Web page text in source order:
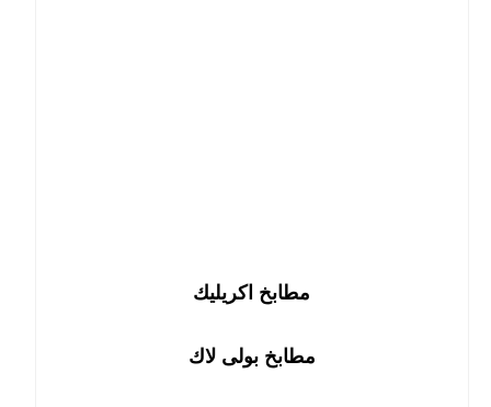
مطابخ اكريليك
مطابخ بولى لاك